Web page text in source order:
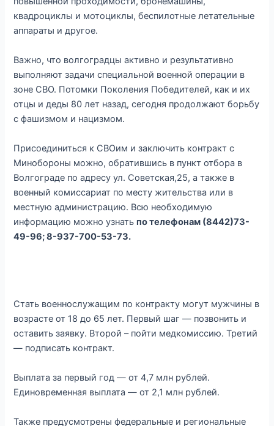
квадроциклы и мотоциклы, беспилотные летательные
аппараты и другое.
Важно, что волгоградцы активно и результативно
выполняют задачи специальной военной операции в
зоне СВО. Потомки Поколения Победителей, как и их
отцы и деды 80 лет назад, сегодня продолжают борьбу
с фашизмом и нацизмом.
Присоединиться к СВОим и заключить контракт с
Минобороны можно, обратившись в пункт отбора в
Волгограде по адресу ул. Советская,25, а также в
военный комиссариат по месту жительства или в
местную администрацию. Всю необходимую
информацию можно узнатьпо телефонам (8442)73-
49-96; 8-937-700-53-73.
Стать военнослужащим по контракту могут мужчины в
возрасте от 18 до 65 лет. Первый шаг — позвонить и
оставить заявку. Второй – пойти медкомиссию. Третий
— подписать контракт.
Выплата за первый год — от 4,7 млн рублей.
Единовременная выплата — от 2,1 млн рублей.
Также предусмотрены федеральные и региональные